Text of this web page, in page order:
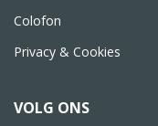
Colofon
Privacy & Cookies
VOLG ONS